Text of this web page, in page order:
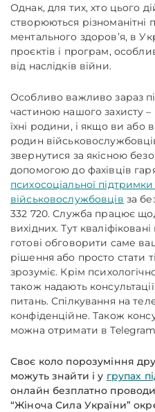
Однак, для тих, хто цього
створюються
ментального здоров’я, в
проєктів і програм,
від наслідків війни.
Особливо важливо зараз
частиною нашого захисту –
їхні родини, і якщо ви або
родин
звернутися за якісною
допомогою до фахівців
психосоціальної
військовослужбовців за
332 720. Служба працює
вихідних. Тут
готові обговорити саме
рішення або просто стати
зрозуміє. Крім
також надають
питань. Спілкування на
конфіденційне. Також
можна отримати в
Своє коло порозуміння
можуть знайти і у групах
онлайн безплатно
“Жіноча Сила України”